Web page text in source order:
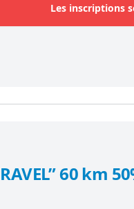
Les inscriptions
60 km